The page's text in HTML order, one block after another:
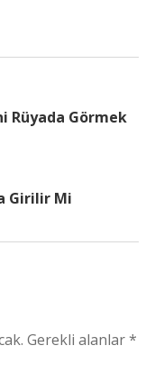
Rüyada Görmek
Girilir Mi
Gerekli alanlar*